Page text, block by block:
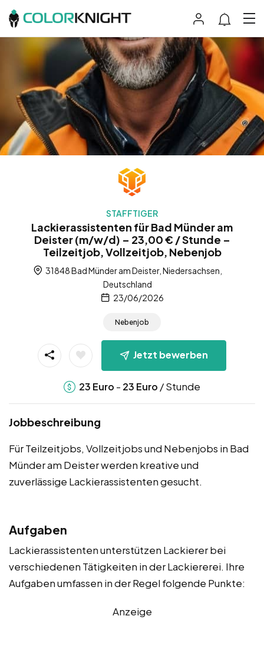
STAFFTIGER
Lackierassistenten für Bad Münder am
Deister (m/w/d) – 23,00 € / Stunde –
Teilzeitjob, Vollzeitjob, Nebenjob
31848 Bad Münder am Deister, Niedersachsen,
Deutschland
23/06/2026
Nebenjob
Jetzt bewerben
23 Euro - 23 Euro / Stunde
Jobbeschreibung
Für Teilzeitjobs, Vollzeitjobs und Nebenjobs in Bad
Münder am Deister werden kreative und
zuverlässige Lackierassistenten gesucht.
Aufgaben
Lackierassistenten unterstützen Lackierer bei
verschiedenen Tätigkeiten in der Lackiererei. Ihre
Aufgaben umfassen in der Regel folgende Punkte:
Anzeige